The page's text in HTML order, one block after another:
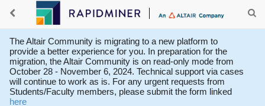
The Altair Community is migrating to a new platform to
provide a better experience for you. In preparation for the
migration, the Altair Community is on read-only mode from
October 28 - November 6, 2024. Technical support via cases
will continue to work as is. For any urgent requests from
Students/Faculty members, please submit the form linked
here